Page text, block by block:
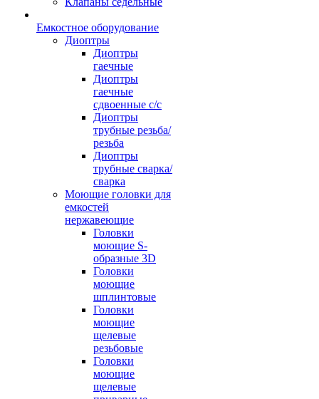
Емкостное оборудование
Диоптры
Диоптры
гаечные
Диоптры
гаечные
сдвоенные c/c
Диоптры
трубные резьба/
резьба
Диоптры
трубные сварка/
сварка
Моющие головки для
емкостей
нержавеющие
Головки
моющие S-
образные 3D
Головки
моющие
шплинтовые
Головки
моющие
щелевые
резьбовые
Головки
моющие
щелевые